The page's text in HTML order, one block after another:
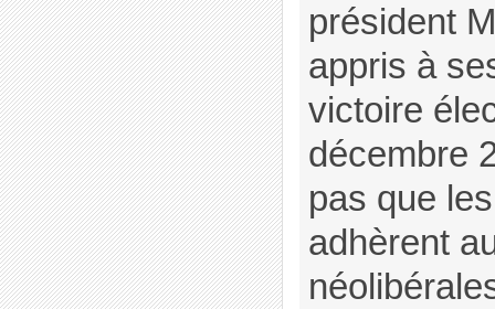
président
appris à
victoire
décembre
pas que
adhèrent